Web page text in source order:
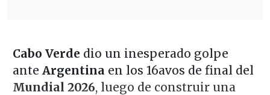
Cabo Verde dio un inesperado golpe
ante Argentina en los 16avos de final del
Mundial 2026, luego de construir una